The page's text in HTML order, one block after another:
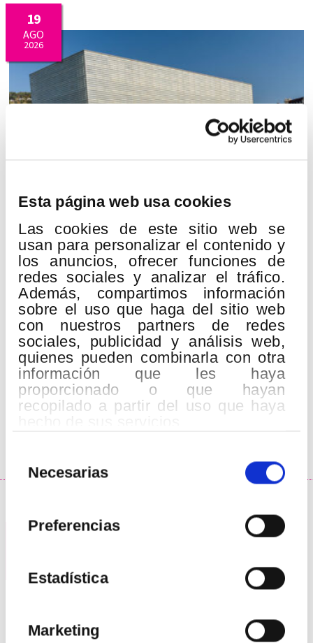
Esta página web usa cookies
Las cookies de este sitio web se
usan para personalizar el contenido y
los anuncios, ofrecer funciones de
redes sociales y analizar el tráfico.
Además, compartimos información
sobre el uso que haga del sitio web
con nuestros partners de redes
sociales, publicidad y análisis web,
quienes pueden combinarla con otra
información que les haya
proporcionado o que hayan
recopilado a partir del uso que haya
deNecesarias
Preferencias
Estadística
Marketing
19
AGO
2026
QUINCENA MUSICAL DONOSTIARRA
Lugar:
Kursaal
H. Berlioz:
Gran Misa de Muertos «Réquiem» op.5
Euskadiko Orkestra
Bilbao Orkestra Sinfonikoa
Orfeón Donostiarra
Easo Abesbatza
John Matthew Myers, tenor
Erik Nielsen, director
22